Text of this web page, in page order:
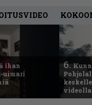
ihan
uimari
6.